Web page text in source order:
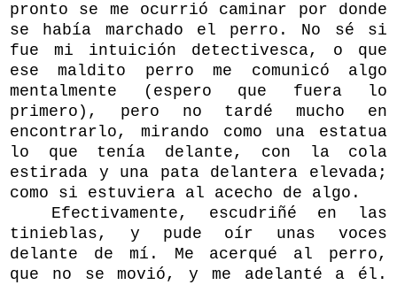
pronto se me ocurrió caminar por donde
se había marchado el perro. No sé si
fue mi intuición detectivesca, o que
ese maldito perro me comunicó algo
mentalmente (espero que fuera lo
primero), pero no tardé mucho en
encontrarlo, mirando como una estatua
lo que tenía delante, con la cola
estirada y una pata delantera elevada;
como si estuviera al acecho de algo.
Efectivamente, escudriñé en las
tinieblas, y pude oír unas voces
delante de mí. Me acerqué al perro,
que no se movió, y me adelanté a él.